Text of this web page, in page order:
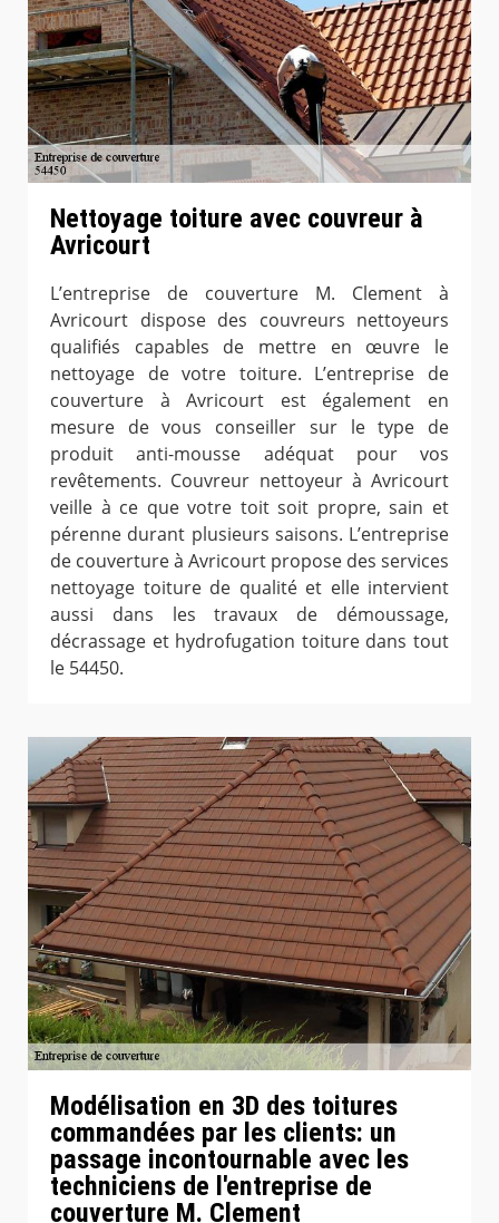
Nettoyage toiture avec couvreur à
Avricourt
L’entreprise de couverture M. Clement à
Avricourt dispose des couvreurs nettoyeurs
qualifiés capables de mettre en œuvre le
nettoyage de votre toiture. L’entreprise de
couverture à Avricourt est également en
mesure de vous conseiller sur le type de
produit anti-mousse adéquat pour vos
revêtements. Couvreur nettoyeur à Avricourt
veille à ce que votre toit soit propre, sain et
pérenne durant plusieurs saisons. L’entreprise
de couverture à Avricourt propose des services
nettoyage toiture de qualité et elle intervient
aussi dans les travaux de démoussage,
décrassage et hydrofugation toiture dans tout
le 54450.
Modélisation en 3D des toitures
commandées par les clients: un
passage incontournable avec les
techniciens de l'entreprise de
couverture M. Clement